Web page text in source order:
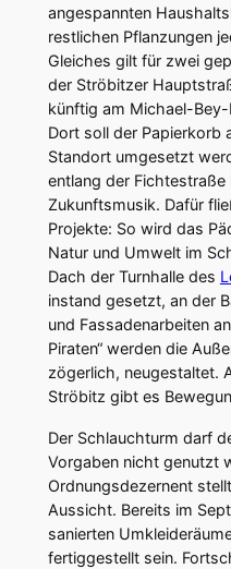
angespannten
restlichen Pflanzungen
Gleiches gilt für zwei
der Ströbitzer
künftig am Michael-
Dort soll der Papierkorb
Standort umgesetzt
entlang der
Zukunftsmusik. Dafür
Projekte: So wird das
Natur und Umwelt im
Dach der Turnhalle des
instand gesetzt, an der
und Fassadenarbeiten
Piraten“ werden die
zögerlich, neugestaltet.
Ströbitz gibt es
Der Schlauchturm darf
Vorgaben nicht genutzt
Ordnungsdezernent
Aussicht. Bereits im
sanierten
fertiggestellt sein.